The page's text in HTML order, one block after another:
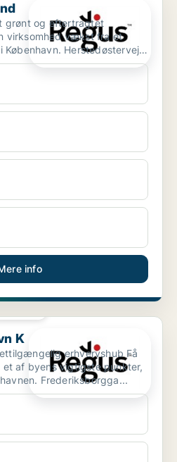
grønt og eftertragtet
virksomhed vækst fra et
Herstedøstervej
info
K
erhvervshub Få
af byens vigtigste punkter,
Frederiksborgga...